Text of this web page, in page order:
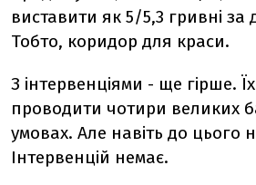
виставити як 5/5,3 гривні за
Тобто, коридор для краси.
З інтервенціями - ще гірше.
проводити чотири великих
умовах. Але навіть до цього
Інтервенцій немає.